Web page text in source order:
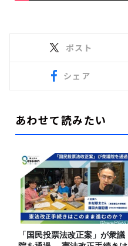
ポスト
シェア
あわせて読みたい
「国民投票法改正案」が衆議